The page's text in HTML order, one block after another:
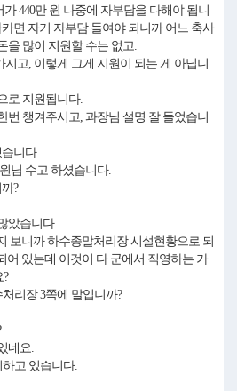
440만 원 나중에 자부담을 다해야 됩니
면 자기 자부담 들여야 되니까 어느 축사
을 많이 지원할 수는 없고.
지고, 이렇게 그게 지원이 되는 게 아닙니
로 지원됩니다.
번 챙겨주시고, 과장님 설명 잘 들었습니
니다.
님 수고 하셨습니다.
?
았습니다.
보니까 하수종말처리장 시설현황으로 되
어 있는데 이것이 다 군에서 직영하는 가
리장 3쪽에 말입니까?
네요.
고 있습니다.
……